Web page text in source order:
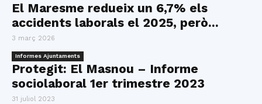
El Maresme redueix un 6,7% els
accidents laborals el 2025, però...
3 març 2026
Informes Ajuntaments
Protegit: El Masnou – Informe
sociolaboral 1er trimestre 2023
31 juliol 2023